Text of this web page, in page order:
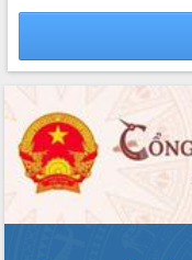
UBND CÁC XÃ, PHƯỜNG
THÔNG TIN CHỈ ĐẠO ĐIỀU HÀNH
VĂN BẢN HĐND TỈNH
ĐIỂM TIN VĂN BẢN